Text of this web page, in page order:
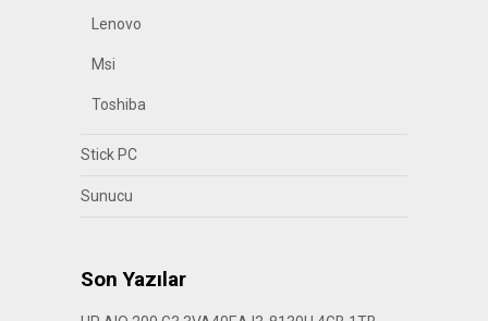
Lenovo
Msi
Toshiba
Stick PC
Sunucu
Son Yazılar